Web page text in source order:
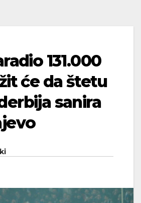
131.000
će da štetu
sanira